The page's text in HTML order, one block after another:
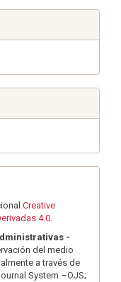
Creative
4.0.
-
del medio
a través de
System –OJS;